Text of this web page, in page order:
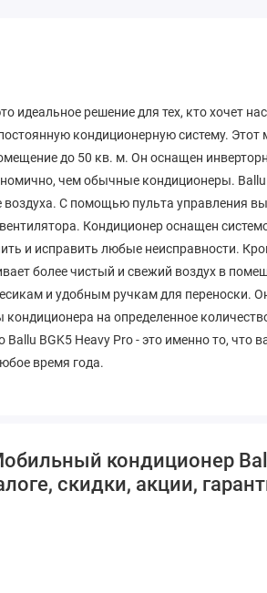
идеальное решение для тех, кто хочет
кондиционерную систему.
до 50 кв. м. Он оснащен
чем обычные кондиционеры. Ballu
С помощью пульта управления
Кондиционер оснащен
и исправить любые неисправности.
более чистый и свежий воздух в
и удобным ручкам для переноски.
на определенное
BGK5 Heavy Pro - это именно то, что
время года.
кондиционер
скидки, акции,